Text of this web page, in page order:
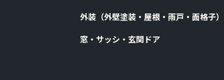
外装（外壁塗装・屋根・⾬⼾・⾯格⼦）
窓・サッシ・⽞関ドア